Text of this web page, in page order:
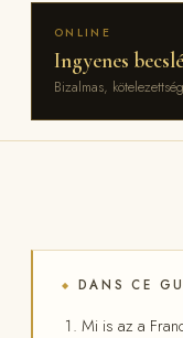
ONLINE
Ingyenes
Bizalmas,
◆ DANS CE
Mi is az a